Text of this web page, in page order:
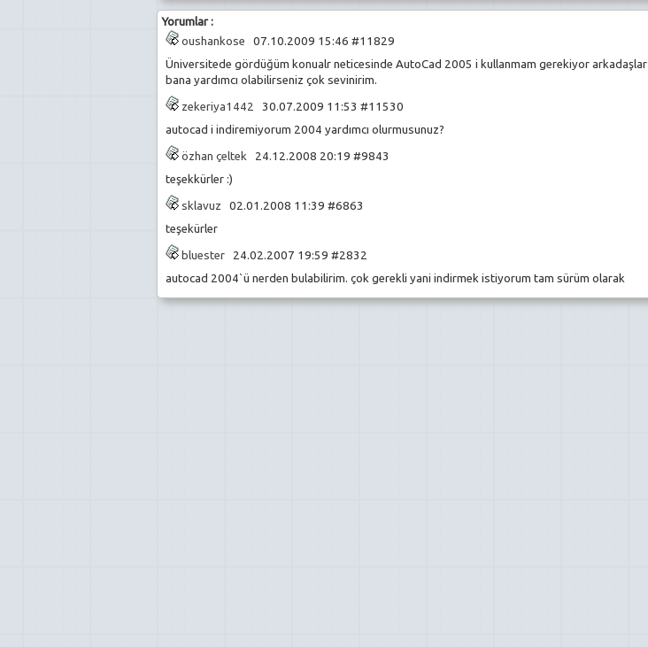
Yorumlar :
oushankose 07.10.2009 15:46 #11829
Üniversitede gördüğüm konualr neticesinde AutoCad 2005 i kullanmam gerekiyor arkadaşlar
bana yardımcı olabilirseniz çok sevinirim.
zekeriya1442
30.07.2009 11:53 #11530
autocad i indiremiyorum 2004 yardımcı olurmusunuz?
özhan çeltek 24.12.2008 20:19 #9843
teşekkürler :)
sklavuz 02.01.2008 11:39 #6863
teşekürler
bluester24.02.2007 19:59 #2832
autocad 2004`ü nerden bulabilirim. çok gerekli yani indirmek istiyorum tam sürüm olarak